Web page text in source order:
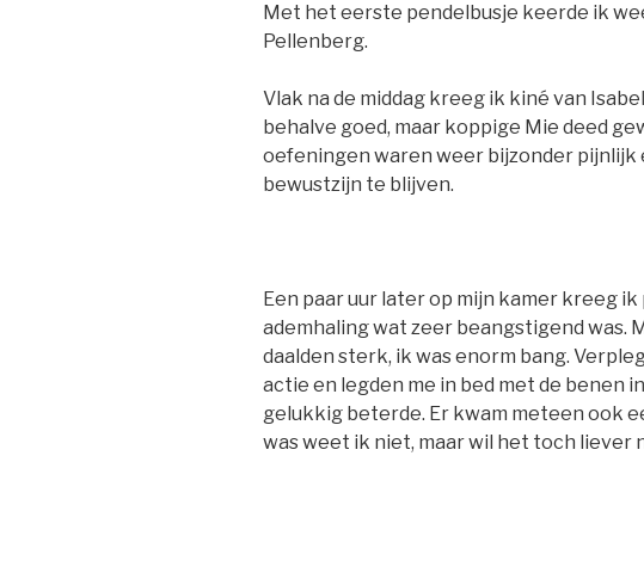
Met het eerste pendelbusje keerde ik
Pellenberg.
Vlak na de middag kreeg ik kiné van
behalve goed, maar koppige Mie deed
oefeningen waren weer bijzonder pijnlijk
bewustzijn te blijven.
Een paar uur later op mijn kamer kreeg
ademhaling wat zeer beangstigend was.
daalden sterk, ik was enorm bang.
actie en legden me in bed met de benen
gelukkig beterde. Er kwam meteen ook
was weet ik niet, maar wil het toch liever